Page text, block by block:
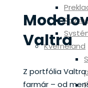
Kverneland
Valtra
Z portfólia Valtra
farmár – od